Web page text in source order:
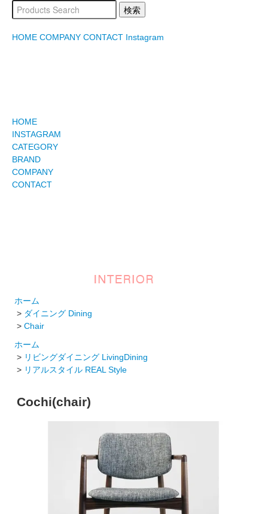
HOME COMPANY CONTACT Instagram
HOME
INSTAGRAM
CATEGORY
BRAND
COMPANY
CONTACT
ホーム
> ダイニング Dining
>Chair
ホーム
> リビングダイニング LivingDining
> リアルスタイル REAL Style
Cochi(chair)